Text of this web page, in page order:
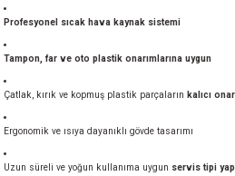
Üfleme Makinesi
Profesyonel sıcak hava kaynak sistemi
Tampon, far ve oto plastik onarımlarına uygun
Çatlak, kırık ve kopmuş plastik parçaların kalıcı
Ergonomik ve ısıya dayanıklı gövde tasarımı
Uzun süreli ve yoğun kullanıma uygun servis tipi